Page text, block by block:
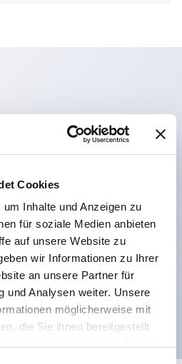
Cookies
Inhalte und Anzeigen zu
für soziale Medien anbieten
auf unsere Website zu
wir Informationen zu Ihrer
an unsere Partner für
und Analysen weiter. Unsere
möglicherweise mit
die Sie ihnen bereitgestellt
Stufen, ermöglicht eine 4-
(Gewährleistung der
2 Kontakten).
Kontaktblock).
möglich.
3. Generation: 2-Aktions-
Schutz, IP20-